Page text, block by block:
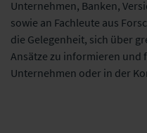
Unternehmen, Banken,
sowie an Fachleute aus
die Gelegenheit, sich über
Ansätze zu informieren und
Unternehmen oder in der